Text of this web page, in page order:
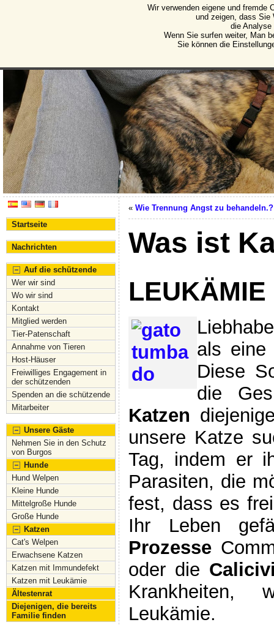
Protectora de Animales
Vereinigung für den Schutz von Tieren und
Startseite
Nachrichten
Auf die schützende
Wer wir sind
Wo wir sind
Kontakt
Mitglied werden
Tier-Patenschaft
Annahme von Tieren
Host-Häuser
Freiwilliges Engagement in
der schützenden
Spenden an die schützende
Mitarbeiter
Unsere Gäste
Nehmen Sie in den Schutz
von Burgos
Hunde
Hund Welpen
Kleine Hunde
Mittelgroße Hunde
Große Hunde
Katzen
Cat's Welpen
Erwachsene Katzen
Katzen mit Immundefekt
Katzen mit Leukämie
Ältestenrat
Diejenigen, die bereits
Familie finden
« Wie Trennung Angst zu behandeln.?
Was ist
LEUKÄMIE
als eine
Diese
die
Katzen
unsere Katze
Tag, indem er
Parasiten, die
fest, dass es
Ihr Leben
Prozesse
oder die
Krankheiten,
Leukämie.
Wir verwenden eigene und fremde
und zeigen, dass Sie
die Analyse
Wenn Sie surfen weiter, Man
Sie können die